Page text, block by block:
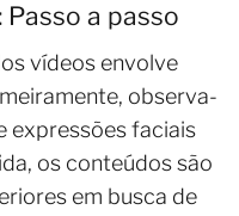
a passo
vídeos envolve
observa-
expressões faciais
os conteúdos são
em busca de